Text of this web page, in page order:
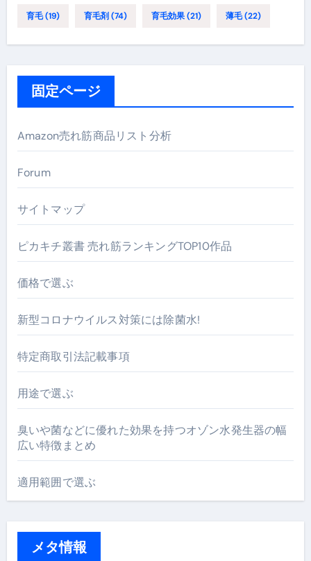
育毛(19) 育毛剤 (74) 育毛効果(21) 薄毛(22)
固定ページ
Amazon売れ筋商品リスト分析
Forum
サイトマップ
ピカキチ叢書 売れ筋ランキングTOP10作品
価格で選ぶ
新型コロナウイルス対策には除菌水!
特定商取引法記載事項
用途で選ぶ
臭いや菌などに優れた効果を持つオゾン水発生器の幅
広い特徴まとめ
適用範囲で選ぶ
メタ情報